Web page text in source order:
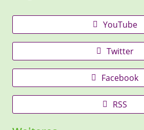
YouTube
Twitter
Facebook
RSS